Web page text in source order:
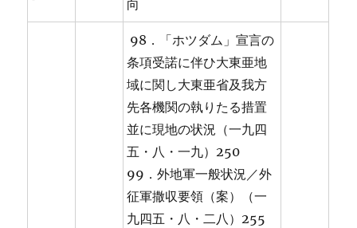
向
98．「ホツダム」宣言の
条項受諾に伴ひ大東亜地
域に関し大東亜省及我方
先各機関の執りたる措置
並に現地の状況（一九四
五・八・一九）250
99．外地軍一般状況／外
征軍撒収要領（案）（一
九四五・八・二八）255